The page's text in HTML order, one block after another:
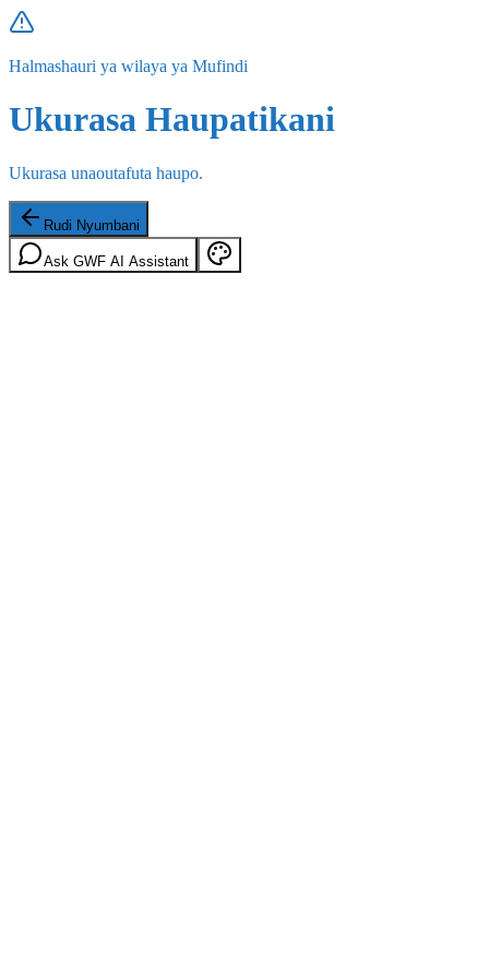
Halmashauri ya wilaya ya Mufindi
Ukurasa Haupatikani
Ukurasa unaoutafuta haupo.
Rudi Nyumbani
Ask GWF AI Assistant